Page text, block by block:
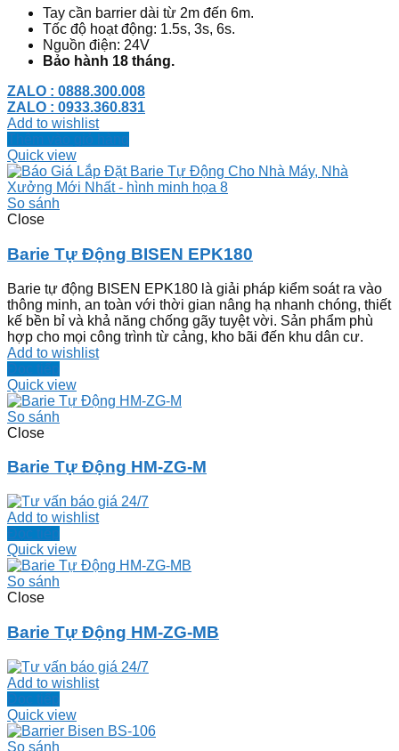
Tay cần barrier dài từ 2m đến 6m.
Tốc độ hoạt động: 1.5s, 3s, 6s.
Nguồn điện: 24V
Bảo hành 18 tháng.
ZALO : 0888.300.008
ZALO : 0933.360.831
Add to wishlist
Thêm vào giỏ hàng
Quick view
So sánh
Close
Barie Tự Động BISEN EPK180
Barie tự động BISEN EPK180 là giải pháp kiểm soát ra vào
thông minh, an toàn với thời gian nâng hạ nhanh chóng, thiết
kế bền bỉ và khả năng chống gãy tuyệt vời. Sản phẩm phù
hợp cho mọi công trình từ cảng, kho bãi đến khu dân cư.
Add to wishlist
Đọc tiếp
Quick view
So sánh
Close
Barie Tự Động HM-ZG-M
Add to wishlist
Đọc tiếp
Quick view
So sánh
Close
Barie Tự Động HM-ZG-MB
Add to wishlist
Đọc tiếp
Quick view
So sánh